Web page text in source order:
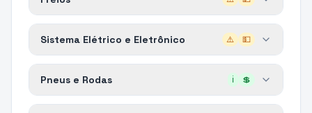
Sistema Elétrico e Eletrônico ⚠️ 💵
Pneus e Rodas ℹ️ 💲